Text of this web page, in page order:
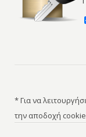
* Για να
την αποδοχή